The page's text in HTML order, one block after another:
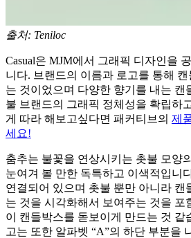
출처: Teniloc
Casual은 MJM에서 그래픽 디자인을
니다. 브랜드의 이름과 로고를 통해
는 것이었으며 다양한 향기를 내는 캔
불 브랜드의 그래픽 정체성을 확립하
게 따라 해보고싶다면 패커티브의 제
세요!
춤추는 불꽃을 연상시키는 촛불 모양
눈여겨 볼 만한 독특하고 이색적입니
연결되어 있으며 촛불 뿐만 아니라 캔
는 것을 시각화해서 보여주는 것을 포
이 캔들박스를 돋보이게 만드는 것 같
고는 또한 알파벳 “A”의 하단 부분을